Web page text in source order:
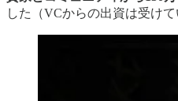
した（VCからの出資は受けて